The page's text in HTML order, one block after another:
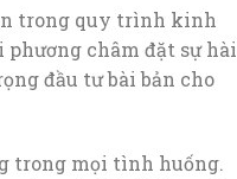
trong quy trình kinh
châm đặt sự hài
đầu tư bài bản cho
trong mọi tình huống.